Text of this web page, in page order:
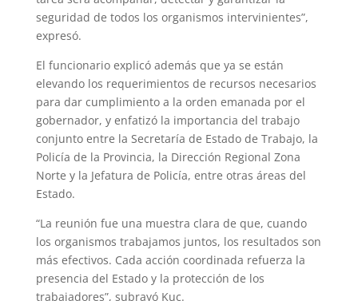
seguridad de todos los organismos intervinientes”,
expresó.
El funcionario explicó además que ya se están
elevando los requerimientos de recursos necesarios
para dar cumplimiento a la orden emanada por el
gobernador, y enfatizó la importancia del trabajo
conjunto entre la Secretaría de Estado de Trabajo, la
Policía de la Provincia, la Dirección Regional Zona
Norte y la Jefatura de Policía, entre otras áreas del
Estado.
“La reunión fue una muestra clara de que, cuando
los organismos trabajamos juntos, los resultados son
más efectivos. Cada acción coordinada refuerza la
presencia del Estado y la protección de los
trabajadores”, subrayó Kuc.